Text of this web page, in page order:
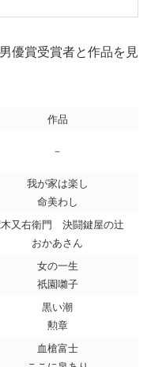
優賞受賞者と作品を見
作品
－
我が家は楽し
命美わし
又右衛門 決闘鍵屋の辻
おかあさん
女の一生
祇園囃子
黒い潮
勲章
血槍富士